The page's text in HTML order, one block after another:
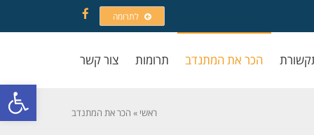
פתח
לתרומה
Facebook
הכר את המתנדב תרומות צור קשר
ראשי » הכר את המתנדב